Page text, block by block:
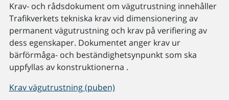
Krav- och rådsdokument om vägutrustning innehåller
Trafikverkets tekniska krav vid dimensionering av
permanent vägutrustning och krav på verifiering av
dess egenskaper. Dokumentet anger krav ur
bärförmåga- och beständighetsynpunkt som ska
uppfyllas av konstruktionerna .
Krav vägutrustning (puben)